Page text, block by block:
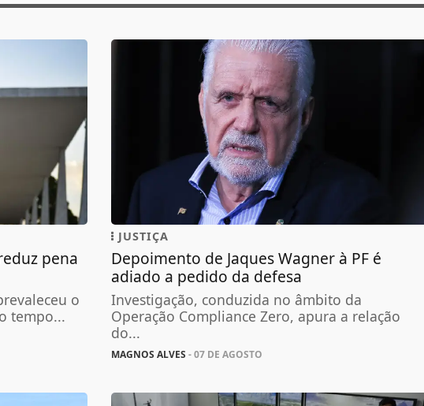
pena
o
tempo...
JUSTIÇA
Depoimento de Jaques Wagner à PF é
adiado a pedido da defesa
Investigação, conduzida no âmbito da
Operação Compliance Zero, apura a relação
do...
MAGNOS ALVES - 07 DE AGOSTO